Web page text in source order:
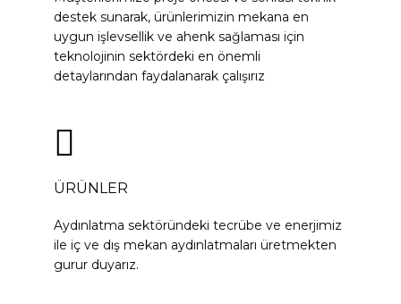
destek sunarak, ürünlerimizin mekana en
uygun işlevsellik ve ahenk sağlaması için
teknolojinin sektördeki en önemli
detaylarından faydalanarak çalışırız
ÜRÜNLER
Aydınlatma sektöründeki tecrübe ve enerjimiz
ile iç ve dış mekan aydınlatmaları üretmekten
gurur duyarız.